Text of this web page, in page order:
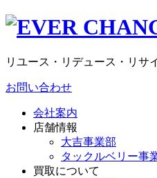
リユース・リデュース・リサ
お問い合わせ
会社案内
店舗情報
大吉事業部
タックルベリー事
買取について